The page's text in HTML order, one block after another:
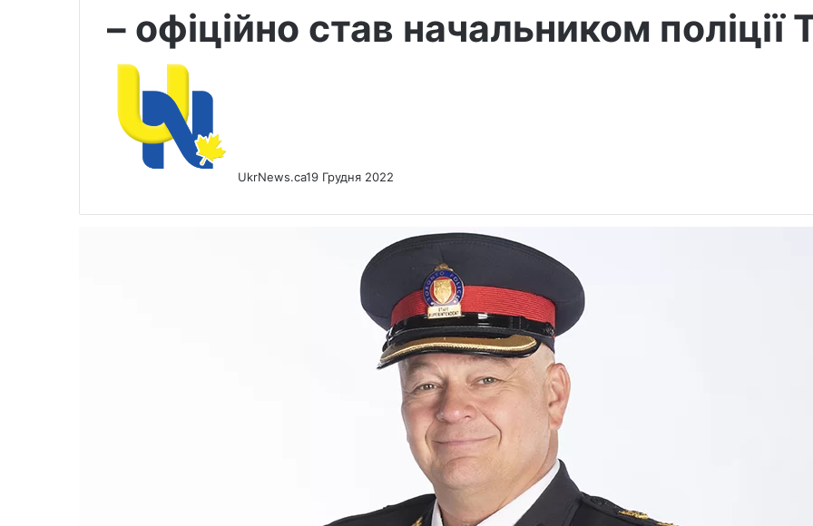
– офіційно став начальником поліції
UkrNews.ca19 Грудня 2022